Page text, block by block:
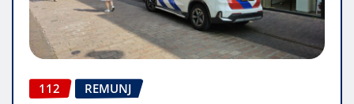
112 REMUNJ